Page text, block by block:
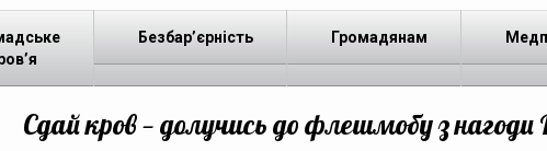
Безбар’єрність Громадянам
Сдай кров — долучись до флешмобу з нагоди